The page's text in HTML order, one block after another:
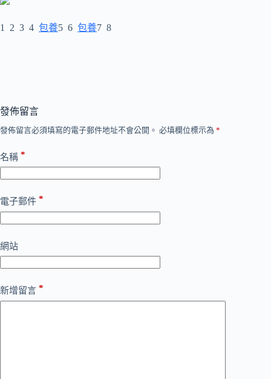
1 2 3 4 包養5 6 包養7 8
發佈留言
發佈留言必須填寫的電子郵件地址不會公開。 必填欄位標示為 *
名稱 *
電子郵件 *
網站
新增留言 *